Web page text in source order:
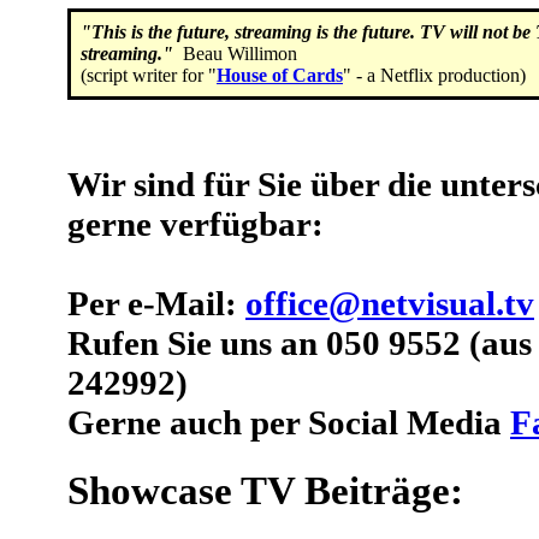
"This is the future, streaming is the future. TV will not be
streaming." Beau Willimon
(script writer for "House of Cards" - a Netflix production)
Wir sind für Sie über die
gerne verfügbar:
Per e-Mail: office@netvisual.tv
Rufen Sie uns an 050 9552
242992)
Gerne auch per Social Media
Showcase TV Beiträge: